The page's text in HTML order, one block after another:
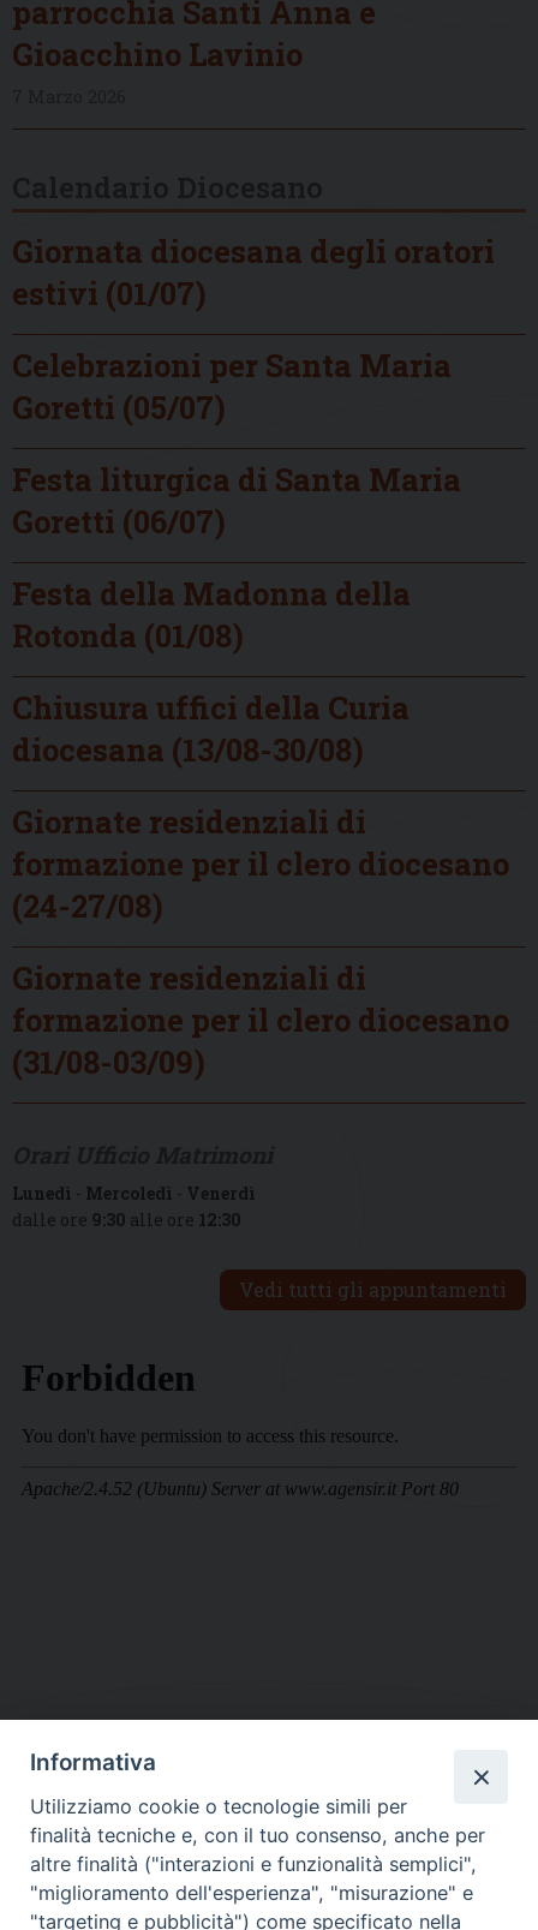
parrocchia Santi Anna e
Gioacchino Lavinio
Giornata diocesana degli oratori
estivi (01/07)
Celebrazioni per Santa Maria
Goretti (05/07)
Festa liturgica di Santa Maria
Goretti (06/07)
Festa della Madonna della
Rotonda (01/08)
Chiusura uffici della Curia
diocesana (13/08-30/08)
Giornate residenziali di
formazione per il clero diocesano
(24-27/08)
Giornate residenziali di
formazione per il clero diocesano
(31/08-03/09)
Lunedì - Mercoledì - Venerdì
dalle ore 9:30 alle ore 12:30
Vedi tutti gli appuntamenti
DIOCESI SUBURBICARIA DI ALBANO
Contatti:Tel.: 06.93268401 - Fax.: 06.9323844
E-mail:curia@diocesidialbano.it
Orari: dal Lunedì al Venerdì Ore: 9:00 - 13:00
Informativa
Utilizziamo cookie o tecnologie simili per
finalità tecniche e, con il tuo consenso, anche per
altre finalità ("interazioni e funzionalità semplici",
"miglioramento dell'esperienza", "misurazione" e
"targeting e pubblicità") come specificato nella